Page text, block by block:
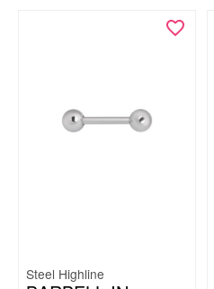
Steel Highline